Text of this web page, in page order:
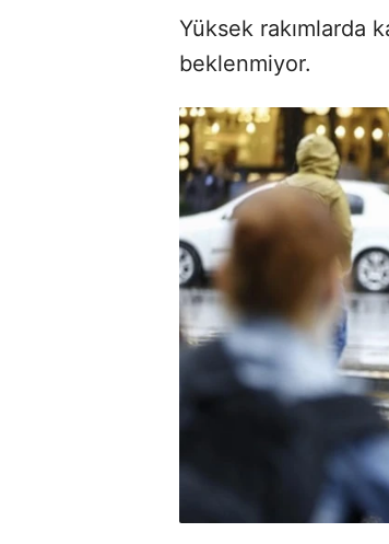
Yüksek rakımlarda
beklenmiyor.